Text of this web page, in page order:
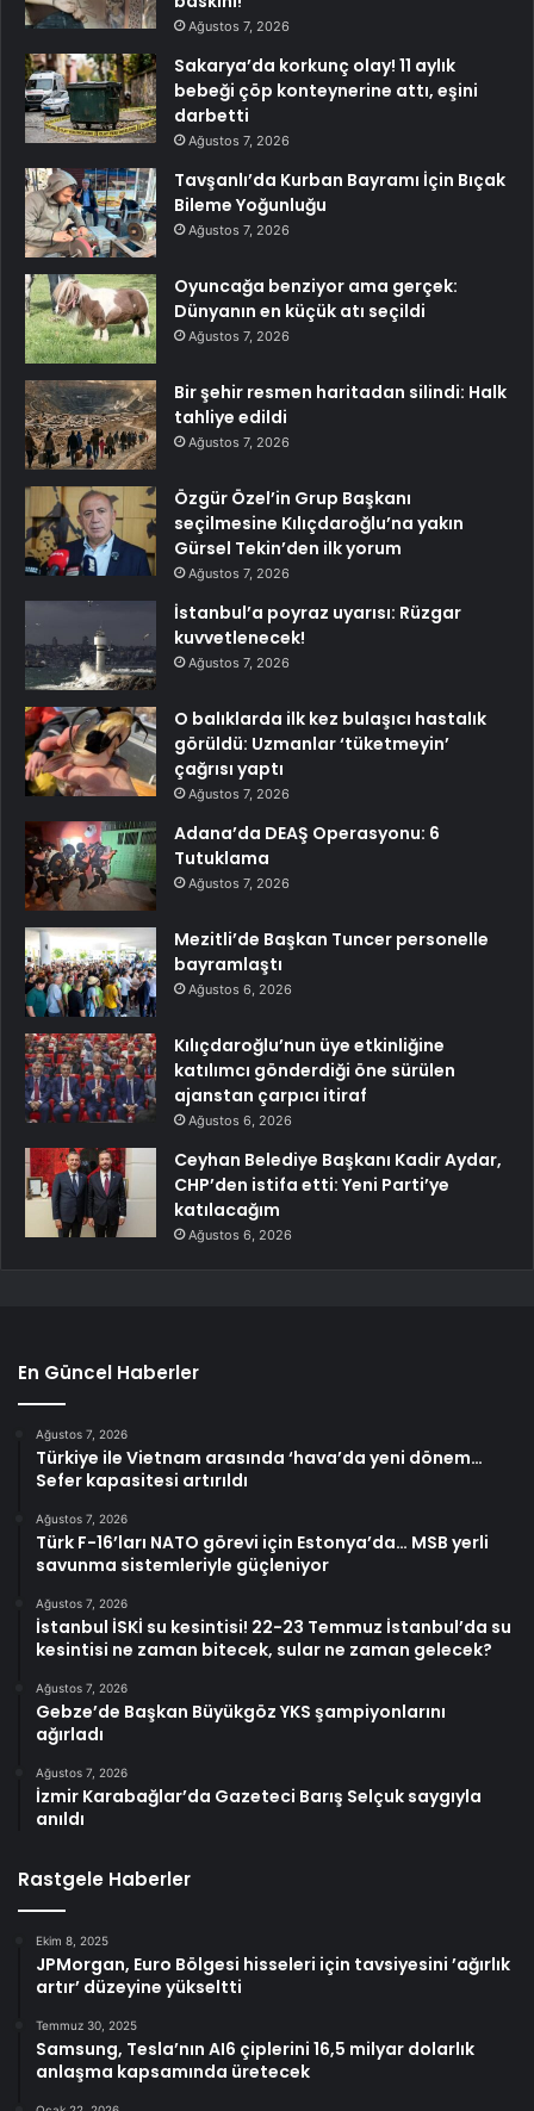
Ağustos 7, 2026
Sakarya’da korkunç olay! 11 aylık
bebeği çöp konteynerine attı, eşini
darbetti
Ağustos 7, 2026
Tavşanlı’da Kurban Bayramı İçin Bıçak
Bileme Yoğunluğu
Ağustos 7, 2026
Oyuncağa benziyor ama gerçek:
Dünyanın en küçük atı seçildi
Ağustos 7, 2026
Bir şehir resmen haritadan silindi: Halk
tahliye edildi
Ağustos 7, 2026
Özgür Özel’in Grup Başkanı
seçilmesine Kılıçdaroğlu’na yakın
Gürsel Tekin’den ilk yorum
Ağustos 7, 2026
İstanbul’a poyraz uyarısı: Rüzgar
kuvvetlenecek!
Ağustos 7, 2026
O balıklarda ilk kez bulaşıcı hastalık
görüldü: Uzmanlar ‘tüketmeyin’
çağrısı yaptı
Ağustos 7, 2026
Adana’da DEAŞ Operasyonu: 6
Tutuklama
Ağustos 7, 2026
Mezitli’de Başkan Tuncer personelle
bayramlaştı
Ağustos 6, 2026
Kılıçdaroğlu’nun üye etkinliğine
katılımcı gönderdiği öne sürülen
ajanstan çarpıcı itiraf
Ağustos 6, 2026
Ceyhan Belediye Başkanı Kadir Aydar,
CHP’den istifa etti: Yeni Parti’ye
katılacağım
Ağustos 6, 2026
En Güncel Haberler
Ağustos 7, 2026
Türkiye ile Vietnam arasında ‘hava’da yeni dönem…
Sefer kapasitesi artırıldı
Ağustos 7, 2026
Türk F-16’ları NATO görevi için Estonya’da… MSB yerli
savunma sistemleriyle güçleniyor
Ağustos 7, 2026
İstanbul İSKİ su kesintisi! 22-23 Temmuz İstanbul’da su
kesintisi ne zaman bitecek, sular ne zaman gelecek?
Ağustos 7, 2026
Gebze’de Başkan Büyükgöz YKS şampiyonlarını
ağırladı
Ağustos 7, 2026
İzmir Karabağlar’da Gazeteci Barış Selçuk saygıyla
anıldı
Rastgele Haberler
Ekim 8, 2025
JPMorgan, Euro Bölgesi hisseleri için tavsiyesini ’ağırlık
artır’ düzeyine yükseltti
Temmuz 30, 2025
Samsung, Tesla’nın AI6 çiplerini 16,5 milyar dolarlık
anlaşma kapsamında üretecek